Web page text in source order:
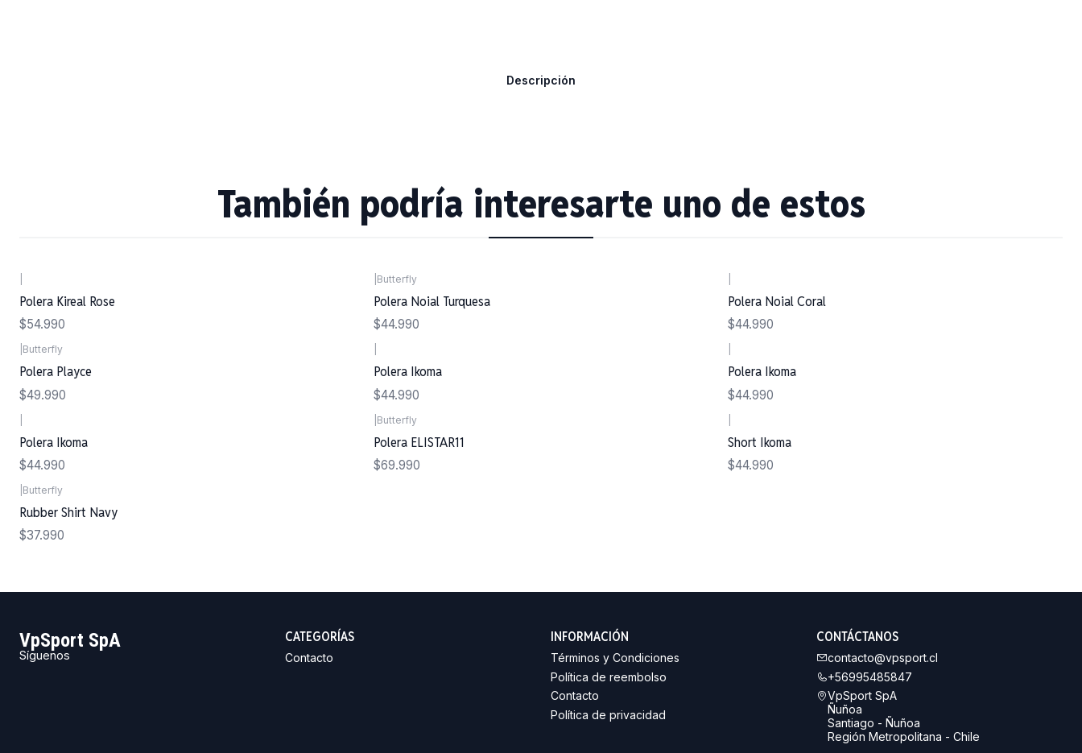
Descripción
También podría interesarte uno de estos
Polera Kireal Rose
$54.990
Butterfly
Polera Noial Turquesa
$44.990
Polera Noial Coral
$44.990
Butterfly
Polera Playce
$49.990
Polera Ikoma
$44.990
Polera Ikoma
$44.990
Polera Ikoma
$44.990
Butterfly
Polera ELISTAR11
$69.990
Short Ikoma
$44.990
Butterfly
Rubber Shirt Navy
$37.990
VpSport SpA
Síguenos
CATEGORÍAS
Contacto
INFORMACIÓN
Términos y Condiciones
Política de reembolso
Contacto
Política de privacidad
CONTÁCTANOS
contacto@vpsport.cl
+56995485847
VpSport SpA
Ñuñoa
Santiago - Ñuñoa
Región Metropolitana - Chile